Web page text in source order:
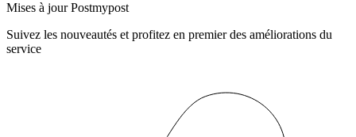
Mises à jour Postmypost
Suivez les nouveautés et profitez en premier des améliorations du
service